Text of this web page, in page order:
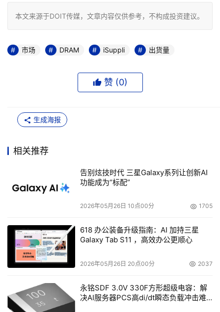
本文来源于DOIT传媒，文章内容仅供参考，不构成投资建议。
市场 DRAM iSuppli 出货量
赞 (0)
生成海报
相关推荐
告别炫技时代 三星Galaxy系列让创新AI
功能成为“标配”
2026年05月26日 10点00分 1705
618 办公装备升级指南：AI 加持三星
Galaxy Tab S11 ，高效办公更顺心
2026年05月26日 20点00分 2037
永铭SDF 3.0V 330F方形超级电容：解
决AI服务器PCS高di/dt瞬态负载冲击难